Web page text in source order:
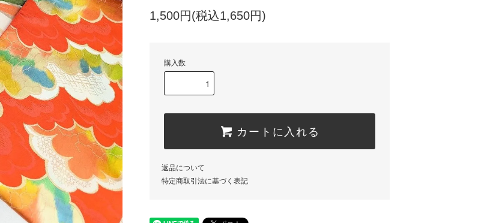
1,500円(税込1,650円)
購入数
カートに入れる
返品について
特定商取引法に基づく表記